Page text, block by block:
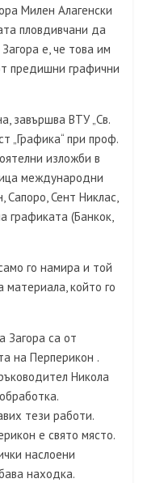
Милен Алагенски
пловдивчани да
е, че това им
предишни графични
завършва ВТУ „Св.
„Графика“ при проф.
изложби в
международни
Сапоро, Сент Никлас,
графиката (Банкок,
го намира и той
материала, който го
Загора са от
на Перперикон .
Никола
тези работи.
е свято място.
наслоени
находка.